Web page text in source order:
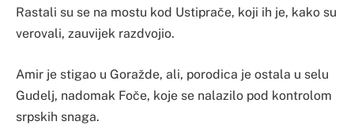
Rastali su se na mostu kod Ustiprače, koji ih je, kako su
verovali, zauvijek razdvojio.
Amir je stigao u Goražde, ali, porodica je ostala u selu
Gudelj, nadomak Foče, koje se nalazilo pod kontrolom
srpskih snaga.